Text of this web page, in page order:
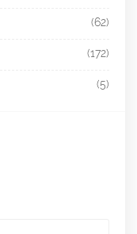
(62)
(172)
(5)